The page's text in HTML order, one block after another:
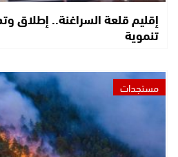
إقليم قلعة السراغنة.. إطلاق
تنموية
مستجدات